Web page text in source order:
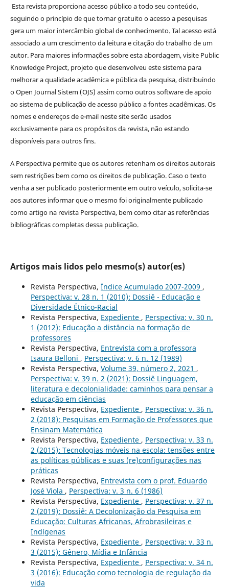
Esta revista proporciona acesso público a todo seu conteúdo,
seguindo o princípio de que tornar gratuito o acesso a pesquisas
gera um maior intercâmbio global de conhecimento. Tal acesso está
associado a um crescimento da leitura e citação do trabalho de um
autor. Para maiores informações sobre esta abordagem, visite Public
Knowledge Project, projeto que desenvolveu este sistema para
melhorar a qualidade acadêmica e pública da pesquisa, distribuindo
o Open Journal Sistem (OJS) assim como outros software de apoio
ao sistema de publicação de acesso público a fontes acadêmicas. Os
nomes e endereços de e-mail neste site serão usados
exclusivamente para os propósitos da revista, não estando
disponíveis para outros fins.
A Perspectiva permite que os autores retenham os direitos autorais
sem restrições bem como os direitos de publicação. Caso o texto
venha a ser publicado posteriormente em outro veículo, solicita-se
aos autores informar que o mesmo foi originalmente publicado
como artigo na revista Perspectiva, bem como citar as referências
bibliográficas completas dessa publicação.
Artigos mais lidos pelo mesmo(s) autor(es)
Revista Perspectiva, Índice Acumulado 2007-2009 ,
Perspectiva: v. 28 n. 1 (2010): Dossiê - Educação e
Diversidade Étnico-Racial
Revista Perspectiva, Expediente , Perspectiva: v. 30 n.
1 (2012): Educação a distância na formação de
professores
Revista Perspectiva, Entrevista com a professora
Isaura Belloni , Perspectiva: v. 6 n. 12 (1989)
Revista Perspectiva, Volume 39, número 2, 2021 ,
Perspectiva: v. 39 n. 2 (2021): Dossiê Linguagem,
literatura e decolonialidade: caminhos para pensar a
educação em ciências
Revista Perspectiva, Expediente , Perspectiva: v. 36 n.
2 (2018): Pesquisas em Formação de Professores que
Ensinam Matemática
Revista Perspectiva, Expediente , Perspectiva: v. 33 n.
2 (2015): Tecnologias móveis na escola: tensões entre
as políticas públicas e suas (re)configurações nas
práticas
Revista Perspectiva, Entrevista com o prof. Eduardo
José Viola , Perspectiva: v. 3 n. 6 (1986)
Revista Perspectiva, Expediente , Perspectiva: v. 37 n.
2 (2019): Dossiê: A Decolonização da Pesquisa em
Educação: Culturas Africanas, Afrobrasileiras e
Indígenas
Revista Perspectiva, Expediente , Perspectiva: v. 33 n.
3 (2015): Gênero, Mídia e Infância
Revista Perspectiva, Expediente , Perspectiva: v. 34 n.
3 (2016): Educação como tecnologia de regulação da
vida